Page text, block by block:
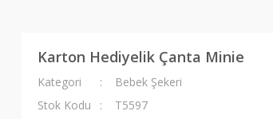
Karton Hediyelik Çanta Minie
Kategori
Bebek Şekeri
Stok Kodu
T5597